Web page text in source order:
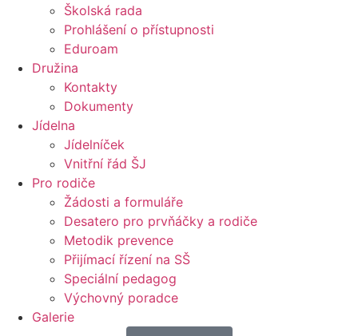
Školská rada
Prohlášení o přístupnosti
Eduroam
Družina
Kontakty
Dokumenty
Jídelna
Jídelníček
Vnitřní řád ŠJ
Pro rodiče
Žádosti a formuláře
Desatero pro prvňáčky a rodiče
Metodik prevence
Přijímací řízení na SŠ
Speciální pedagog
Výchovný poradce
Galerie